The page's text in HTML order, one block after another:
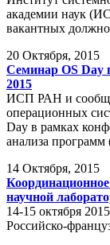
академии наук
вакантных
20 Октября, 2015
Семинар OS Day
2015
ИСП РАН и
операционных
Day в рамках
анализа
14 Октября, 2015
научной
14-15 октября
Российско-